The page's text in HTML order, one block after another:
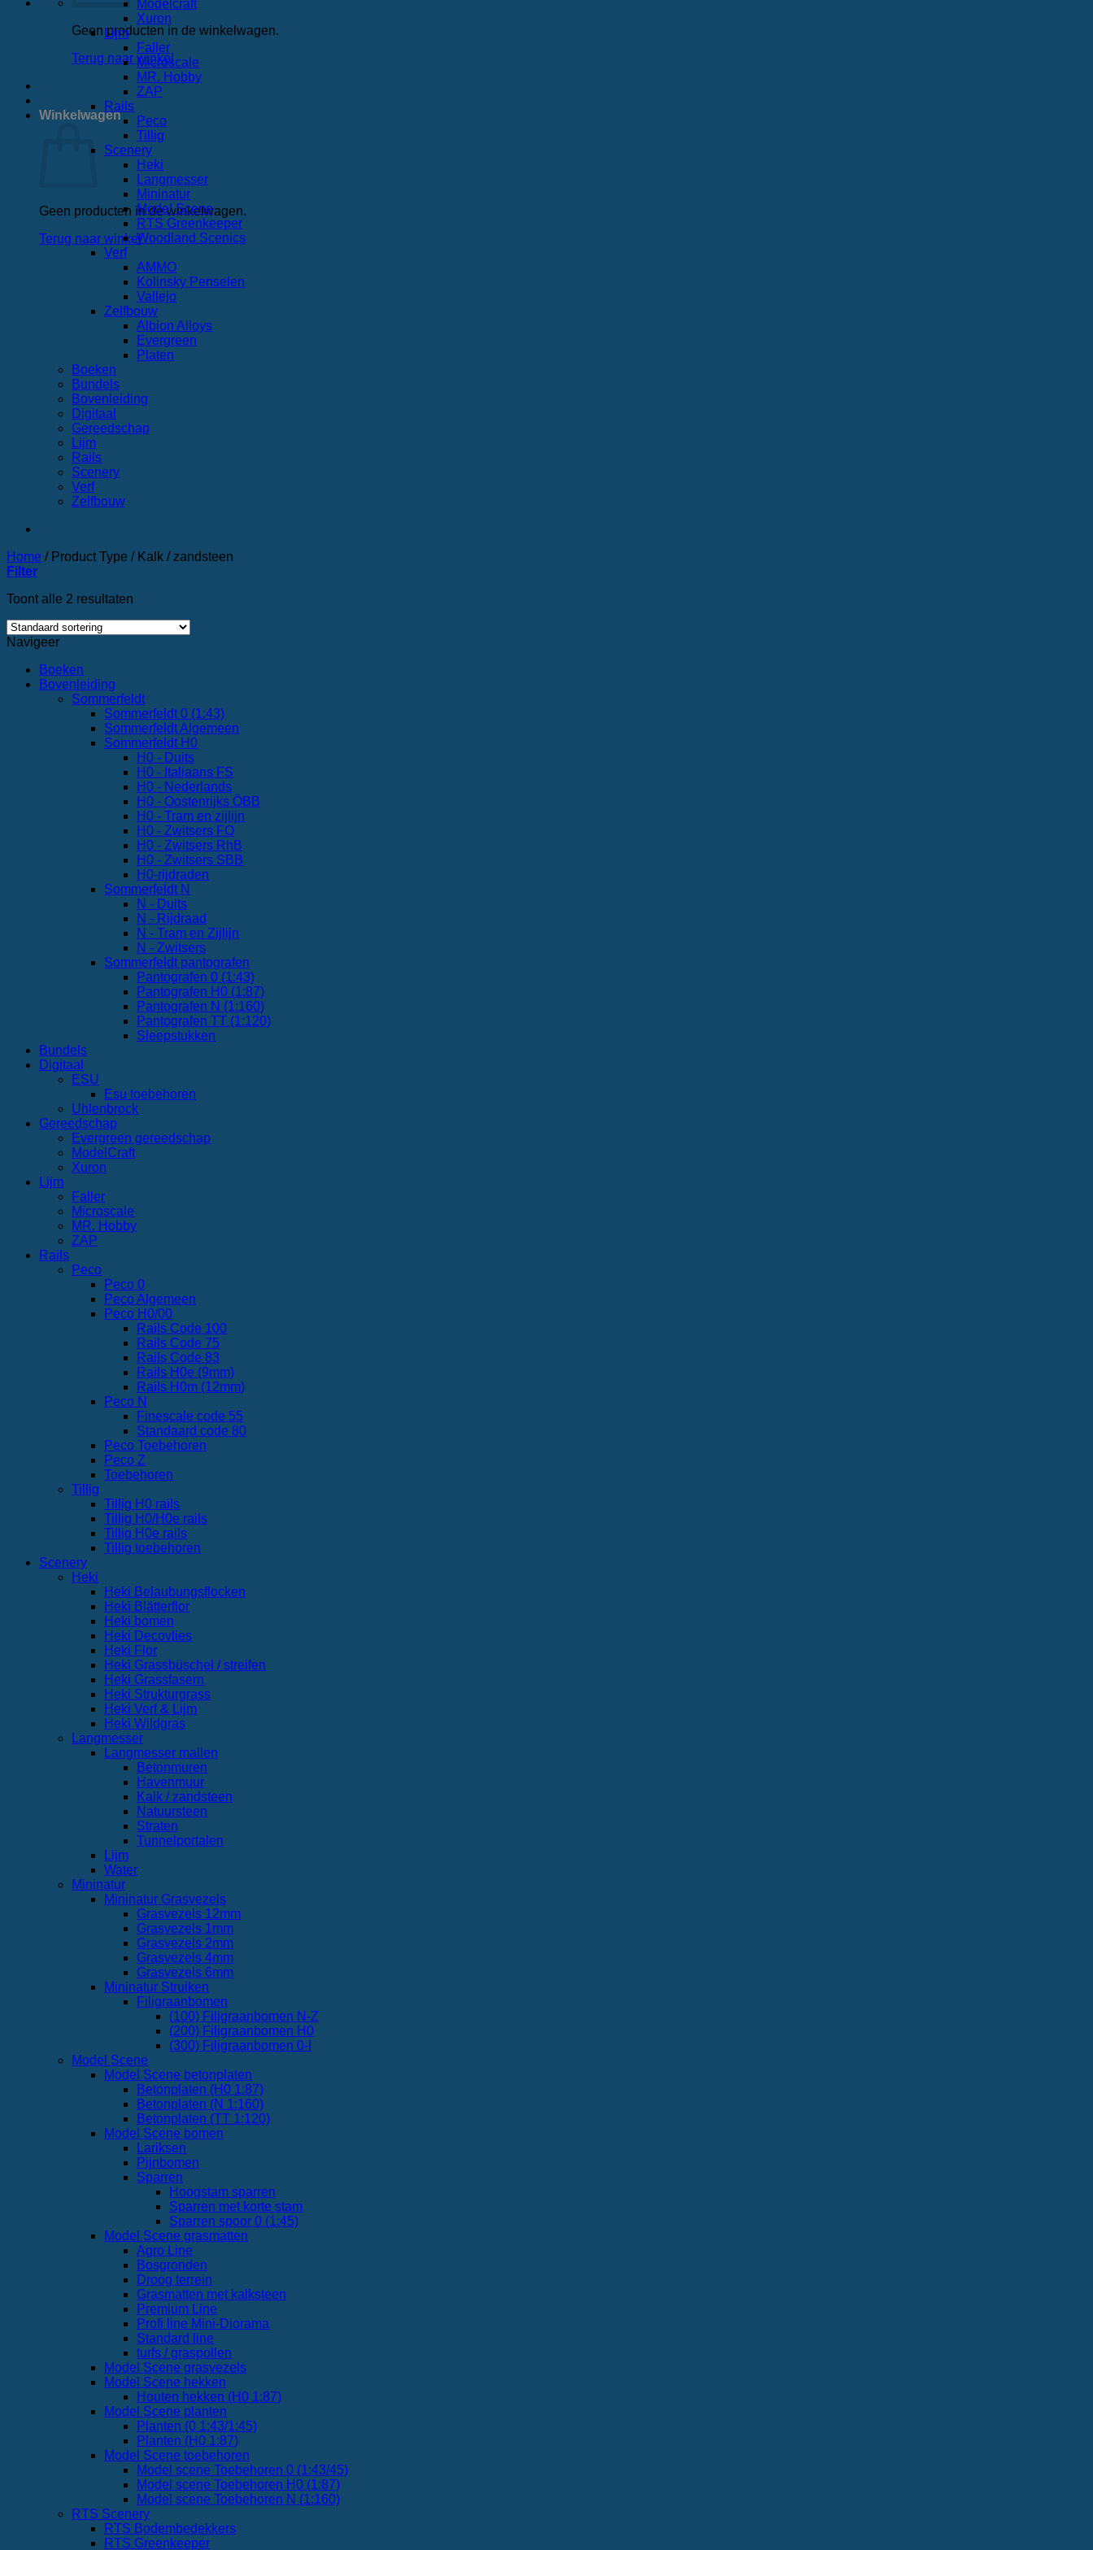
Geen producten in de winkelwagen.
Terug naar winkel
Winkelwagen
Geen producten in de winkelwagen.
Terug naar winkel
Modelcraft
Xuron
Lijm
Faller
Microscale
MR. Hobby
ZAP
Rails
Peco
Tillig
Scenery
Heki
Langmesser
Mininatur
Model Scene
RTS Greenkeeper
Woodland Scenics
Verf
AMMO
Kolinsky Penselen
Vallejo
Zelfbouw
Albion Alloys
Evergreen
Platen
Boeken
Bundels
Bovenleiding
Digitaal
Gereedschap
Lijm
Rails
Scenery
Verf
Zelfbouw
Home /Product Type /Kalk / zandsteen
Filter
Toont alle 2 resultaten
Navigeer
Boeken
Bovenleiding
Sommerfeldt
Sommerfeldt 0 (1:43)
Sommerfeldt Algemeen
Sommerfeldt H0
H0 - Duits
H0 - Italiaans FS
H0 - Nederlands
H0 - Oostenrijks ÖBB
H0 - Tram en zijlijn
H0 - Zwitsers FO
H0 - Zwitsers RhB
H0 - Zwitsers SBB
H0-rijdraden
Sommerfeldt N
N - Duits
N - Rijdraad
N - Tram en Zijlijn
N - Zwitsers
Sommerfeldt pantografen
Pantografen 0 (1:43)
Pantografen H0 (1:87)
Pantografen N (1:160)
Pantografen TT (1:120)
Sleepstukken
Bundels
Digitaal
ESU
Esu toebehoren
Uhlenbrock
Gereedschap
Evergreen gereedschap
ModelCraft
Xuron
Lijm
Faller
Microscale
MR. Hobby
ZAP
Rails
Peco
Peco 0
Peco Algemeen
Peco H0/00
Rails Code 100
Rails Code 75
Rails Code 83
Rails H0e (9mm)
Rails H0m (12mm)
Peco N
Finescale code 55
Standaard code 80
Peco Toebehoren
Peco Z
Toebehoren
Tillig
Tillig H0 rails
Tillig H0/H0e rails
Tillig H0e rails
Tillig toebehoren
Scenery
Heki
Heki Belaubungsflocken
Heki Blätterflor
Heki bomen
Heki Decovlies
Heki Flor
Heki Grassbüschel / streifen
Heki Grassfasern
Heki Strukturgrass
Heki Verf & Lijm
Heki Wildgras
Langmesser
Langmesser mallen
Betonmuren
Havenmuur
Kalk / zandsteen
Natuursteen
Straten
Tunnelportalen
Lijm
Water
Mininatur
Mininatur Grasvezels
Grasvezels 12mm
Grasvezels 1mm
Grasvezels 2mm
Grasvezels 4mm
Grasvezels 6mm
Mininatur Struiken
Filigraanbomen
(100) Filigraanbomen N-Z
(200) Filigraanbomen H0
(300) Filigraanbomen 0-I
Model Scene
Model Scene betonplaten
Betonplaten (H0 1:87)
Betonplaten (N 1:160)
Betonplaten (TT 1:120)
Model Scene bomen
Lariksen
Pijnbomen
Sparren
Hoogstam sparren
Sparren met korte stam
Sparren spoor 0 (1:45)
Model Scene grasmatten
Agro Line
Bosgronden
Droog terrein
Grasmatten met kalksteen
Premium Line
Profi line Mini-Diorama
Standard line
turfs / graspollen
Model Scene grasvezels
Model Scene hekken
Houten hekken (H0 1:87)
Model Scene planten
Planten (0 1:43/1:45)
Planten (H0 1:87)
Model Scene toebehoren
Model scene Toebehoren 0 (1:43/45)
Model scene Toebehoren H0 (1:87)
Model scene Toebehoren N (1:160)
RTS Scenery
RTS Bodembedekkers
RTS Greenkeeper